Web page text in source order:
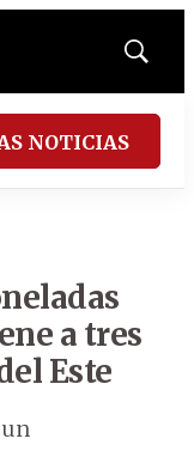
Mostrar
NOTICIAS
a tres
Este